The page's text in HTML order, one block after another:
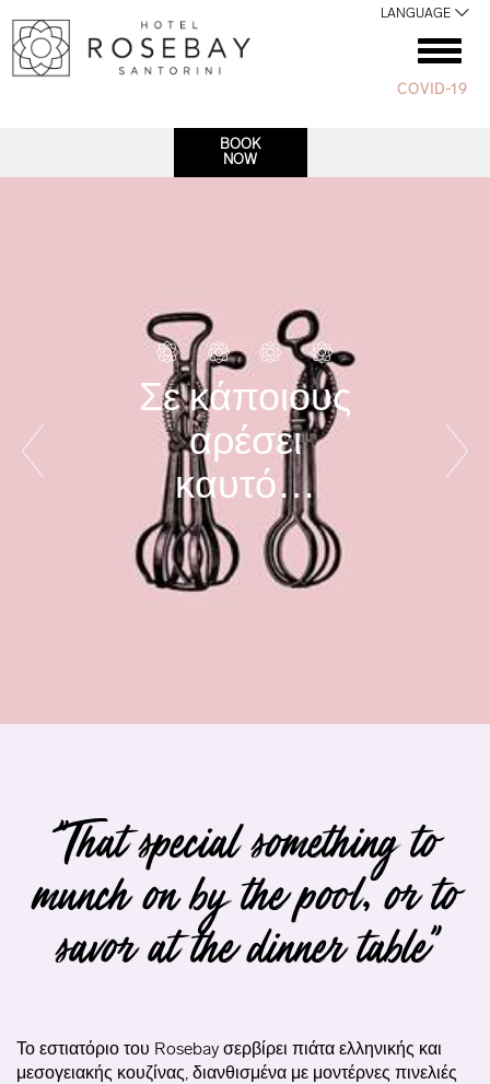
BOOK
NOW
LANGUAGE
COVID-19
σε άλλους
αρέσει
ανάλαφρο…
"That special something to
munch on by the pool, or to
savor at the dinner table"
Το εστιατόριο του Rosebay σερβίρει πιάτα ελληνικής και
μεσογειακής κουζίνας, διανθισμένα με μοντέρνες πινελιές